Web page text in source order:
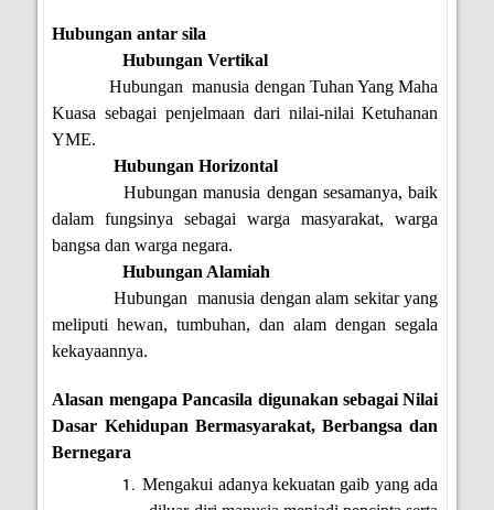
Hubungan antar sila
Hubungan Vertikal
Hubungan manusia dengan Tuhan Yang Maha
Kuasa sebagai penjelmaan dari nilai-nilai Ketuhanan
YME.
Hubungan Horizontal
Hubungan manusia dengan sesamanya, baik
dalam fungsinya sebagai warga masyarakat, warga
bangsa dan warga negara.
Hubungan Alamiah
Hubungan manusia dengan alam sekitar yang
meliputi hewan, tumbuhan, dan alam dengan segala
kekayaannya.
Alasan mengapa Pancasila digunakan sebagai Nilai
Dasar Kehidupan Bermasyarakat, Berbangsa dan
Bernegara
Mengakui adanya kekuatan gaib yang ada